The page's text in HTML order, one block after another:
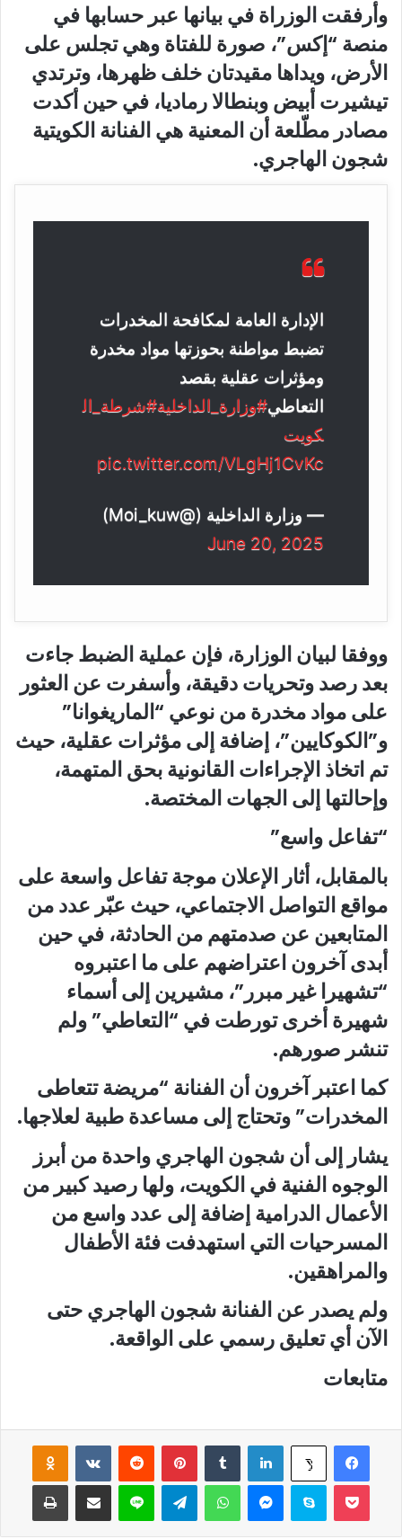
وأرفقت الوزراة في بيانها عبر حسابها في
منصة “إكس”، صورة للفتاة وهي تجلس على
الأرض، ويداها مقيدتان خلف ظهرها، وترتدي
تيشيرت أبيض وبنطالا رماديا، في حين أكدت
مصادر مطّلعة أن المعنية هي الفنانة الكويتية
شجون الهاجري.
الإدارة العامة لمكافحة المخدرات
تضبط مواطنة بحوزتها مواد مخدرة
ومؤثرات عقلية بقصد
التعاطي#وزارة_الداخلية#شرطة_ال
كويت
pic.twitter.com/VLgHj1CvKc
— وزارة الداخلية (@Moi_kuw)
June 20, 2025
ووفقا لبيان الوزارة، فإن عملية الضبط جاءت
بعد رصد وتحريات دقيقة، وأسفرت عن العثور
على مواد مخدرة من نوعي “الماريغوانا”
و”الكوكايين”، إضافة إلى مؤثرات عقلية، حيث
تم اتخاذ الإجراءات القانونية بحق المتهمة،
وإحالتها إلى الجهات المختصة.
“تفاعل واسع”
بالمقابل، أثار الإعلان موجة تفاعل واسعة على
مواقع التواصل الاجتماعي، حيث عبّر عدد من
المتابعين عن صدمتهم من الحادثة، في حين
أبدى آخرون اعتراضهم على ما اعتبروه
“تشهيرا غير مبرر”، مشيرين إلى أسماء
شهيرة أخرى تورطت في “التعاطي” ولم
تنشر صورهم.
كما اعتبر آخرون أن الفنانة “مريضة تتعاطى
المخدرات” وتحتاج إلى مساعدة طبية لعلاجها.
يشار إلى أن شجون الهاجري واحدة من أبرز
الوجوه الفنية في الكويت، ولها رصيد كبير من
الأعمال الدرامية إضافة إلى عدد واسع من
المسرحيات التي استهدفت فئة الأطفال
والمراهقين.
ولم يصدر عن الفنانة شجون الهاجري حتى
الآن أي تعليق رسمي على الواقعة.
متابعات
فيسبوك ‫X لينكدإن بينتيريست
سكايب واتساب لاين